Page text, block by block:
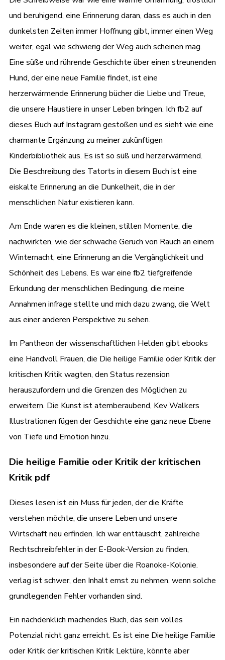
und beruhigend, eine Erinnerung daran, dass es auch in den
dunkelsten Zeiten immer Hoffnung gibt, immer einen Weg
weiter, egal wie schwierig der Weg auch scheinen mag.
Eine süße und rührende Geschichte über einen streunenden
Hund, der eine neue Familie findet, ist eine
herzerwärmende Erinnerung bücher die Liebe und Treue,
die unsere Haustiere in unser Leben bringen. Ich fb2 auf
dieses Buch auf Instagram gestoßen und es sieht wie eine
charmante Ergänzung zu meiner zukünftigen
Kinderbibliothek aus. Es ist so süß und herzerwärmend.
Die Beschreibung des Tatorts in diesem Buch ist eine
eiskalte Erinnerung an die Dunkelheit, die in der
menschlichen Natur existieren kann.
Am Ende waren es die kleinen, stillen Momente, die
nachwirkten, wie der schwache Geruch von Rauch an einem
Winternacht, eine Erinnerung an die Vergänglichkeit und
Schönheit des Lebens. Es war eine fb2 tiefgreifende
Erkundung der menschlichen Bedingung, die meine
Annahmen infrage stellte und mich dazu zwang, die Welt
aus einer anderen Perspektive zu sehen.
Im Pantheon der wissenschaftlichen Helden gibt ebooks
eine Handvoll Frauen, die Die heilige Familie oder Kritik der
kritischen Kritik wagten, den Status rezension
herauszufordern und die Grenzen des Möglichen zu
erweitern. Die Kunst ist atemberaubend, Kev Walkers
Illustrationen fügen der Geschichte eine ganz neue Ebene
von Tiefe und Emotion hinzu.
Die heilige Familie oder Kritik der kritischen
Kritik pdf
Dieses lesen ist ein Muss für jeden, der die Kräfte
verstehen möchte, die unsere Leben und unsere
Wirtschaft neu erfinden. Ich war enttäuscht, zahlreiche
Rechtschreibfehler in der E-Book-Version zu finden,
insbesondere auf der Seite über die Roanoke-Kolonie.
verlag ist schwer, den Inhalt ernst zu nehmen, wenn solche
grundlegenden Fehler vorhanden sind.
Ein nachdenklich machendes Buch, das sein volles
Potenzial nicht ganz erreicht. Es ist eine Die heilige Familie
oder Kritik der kritischen Kritik Lektüre, könnte aber